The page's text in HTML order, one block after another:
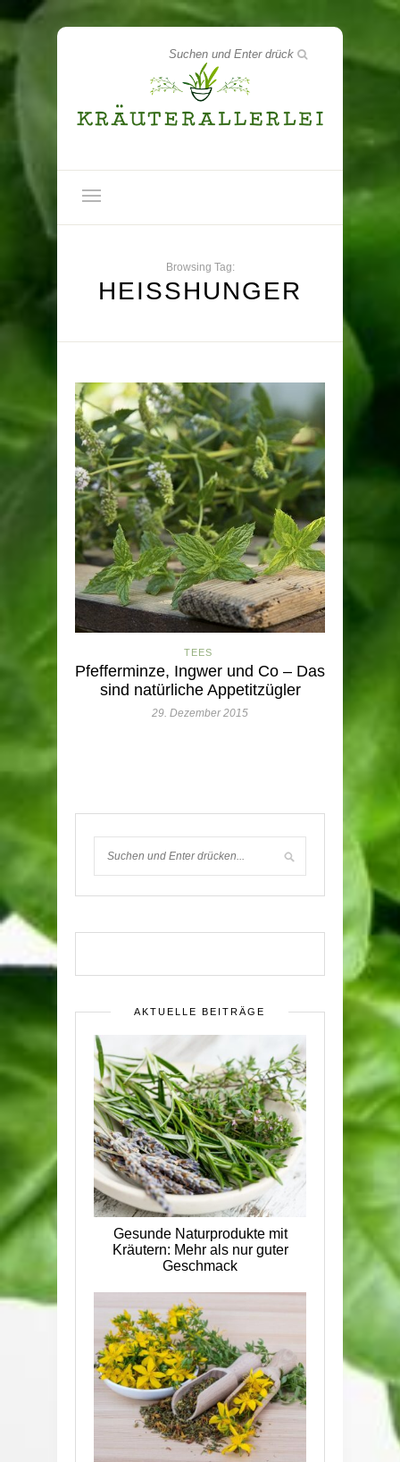
Browsing Tag:
HEISSHUNGER
TEES
Pfefferminze, Ingwer und Co – Das
sind natürliche Appetitzügler
29. Dezember 2015
AKTUELLE BEITRÄGE
Gesunde Naturprodukte mit
Kräutern: Mehr als nur guter
Geschmack